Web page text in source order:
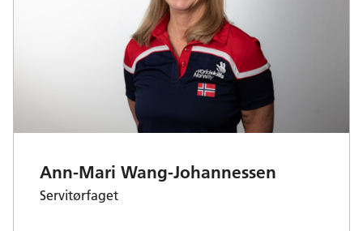
Ann-Mari Wang-Johannessen
Servitørfaget